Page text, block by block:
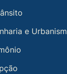
e